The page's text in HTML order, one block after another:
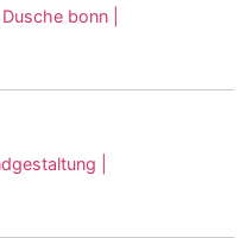
bonn |
|